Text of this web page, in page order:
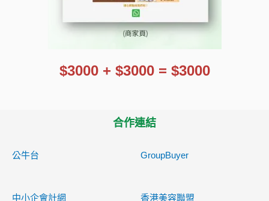
$3000 + $3000 = $3000
合作連結
公牛台 GroupBuyer
中小企會計網 香港美容聯盟